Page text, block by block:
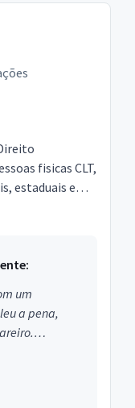
fisicas CLT,
estaduais e
um
a pena,